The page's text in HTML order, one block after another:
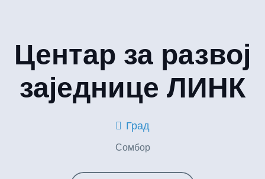
Центар за развој
заједнице ЛИНК
Град
Сомбор